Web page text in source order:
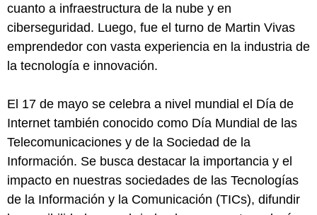
cuanto a infraestructura de la nube y en
ciberseguridad. Luego, fue el turno de Martin Vivas
emprendedor con vasta experiencia en la industria de
la tecnología e innovación.
El 17 de mayo se celebra a nivel mundial el Día de
Internet también conocido como Día Mundial de las
Telecomunicaciones y de la Sociedad de la
Información. Se busca destacar la importancia y el
impacto en nuestras sociedades de las Tecnologías
de la Información y la Comunicación (TICs), difundir